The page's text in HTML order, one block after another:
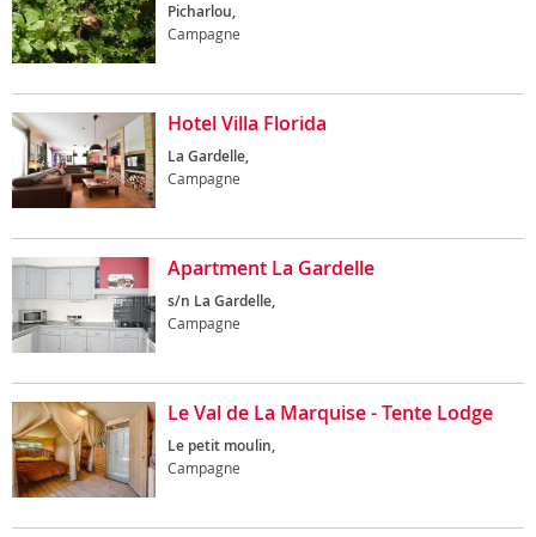
Picharlou,
Campagne
Hotel Villa Florida
La Gardelle,
Campagne
Apartment La Gardelle
s/n La Gardelle,
Campagne
Le Val de La Marquise - Tente Lodge
Le petit moulin,
Campagne